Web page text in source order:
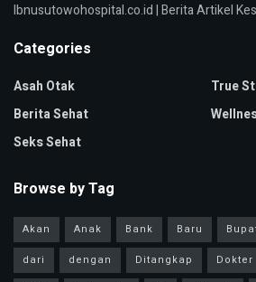
Ibnusutowohospital.co.id | Berita Artikel
Categories
Asah Otak
Berita Sehat
Seks Sehat
True
Browse by Tag
Akan Anak Bank Baru
dari
dengan Ditangkap Dokter